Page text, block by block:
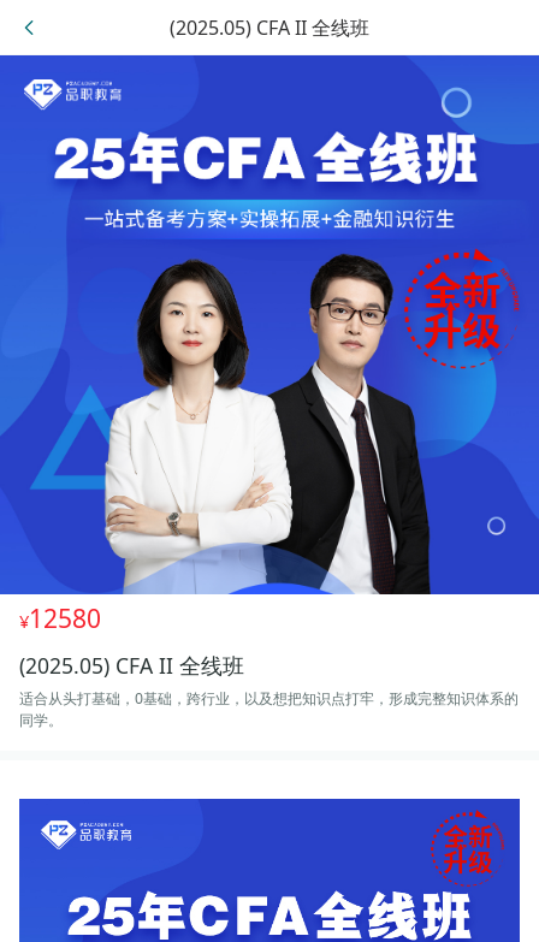
(2025.05) CFA II 全线班
12580
(2025.05) CFA II 全线班
适合从头打基础，0基础，跨行业，以及想把知识点打牢，形成完整知识体系的
同学。